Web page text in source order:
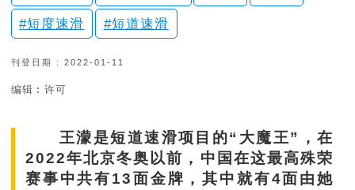
短度速滑 短道速滑
刊登日期 : 2022-01-11
编辑︰许可
王濛是短道速滑项目的“大魔王”，在
2022年北京冬奥以前，中国在这最高殊荣
赛事中共有13面金牌，其中就有4面由她